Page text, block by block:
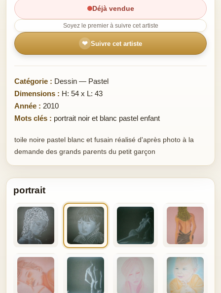
Déjà vendue
Soyez le premier à suivre cet artiste
❤ Suivre cet artiste
Catégorie : Dessin — Pastel
Dimensions : H: 54 x L: 43
Année : 2010
Mots clés : portrait noir et blanc pastel enfant
toile noire pastel blanc et fusain réalisé d'après photo à la
demande des grands parents du petit garçon
portrait